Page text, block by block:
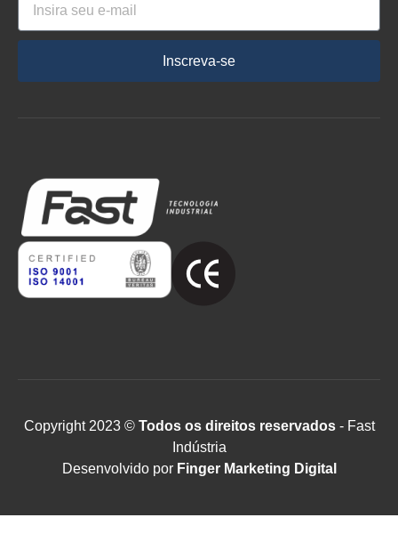
Inscreva-se
Copyright 2023 ©Todos os direitos reservados- Fast
Indústria
Desenvolvido por Finger Marketing Digital